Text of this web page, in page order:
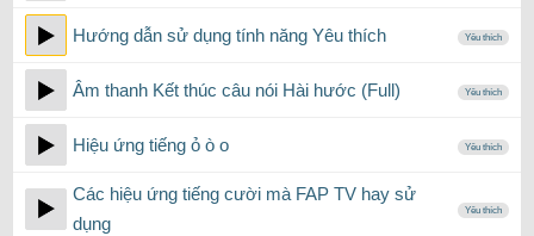
Hướng dẫn sử dụng tính năng Yêu thích Yêu thích
Âm thanh Kết thúc câu nói Hài hước (Full) Yêu thích
Hiệu ứng tiếng ỏ ò o Yêu thích
Các hiệu ứng tiếng cười mà FAP TV hay sử
dụng
Yêu thích